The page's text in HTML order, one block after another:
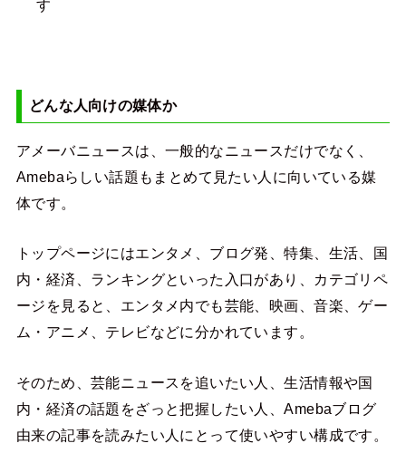
す
どんな人向けの媒体か
アメーバニュースは、一般的なニュースだけでなく、
Amebaらしい話題もまとめて見たい人に向いている媒
体です。
トップページにはエンタメ、ブログ発、特集、生活、国
内・経済、ランキングといった入口があり、カテゴリペ
ージを見ると、エンタメ内でも芸能、映画、音楽、ゲー
ム・アニメ、テレビなどに分かれています。
そのため、芸能ニュースを追いたい人、生活情報や国
内・経済の話題をざっと把握したい人、Amebaブログ
由来の記事を読みたい人にとって使いやすい構成です。